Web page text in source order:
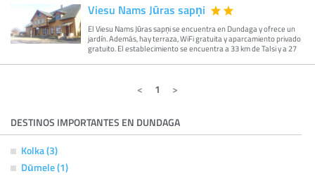
Viesu Nams Jūras sapņi
El Viesu Nams Jūras sapņi se encuentra en Dundaga y ofrece un
jardín. Además, hay terraza, WiFi gratuita y aparcamiento privado
gratuito. El establecimiento se encuentra a 33 km de Talsi y a 27
1
DESTINOS IMPORTANTES EN DUNDAGA
Kolka (3)
Dūmele (1)